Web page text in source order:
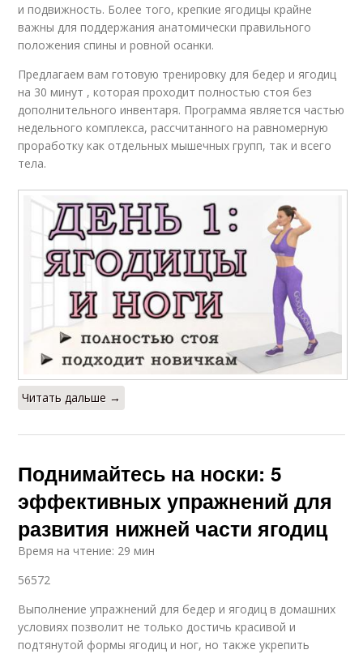
и подвижность. Более того, крепкие ягодицы крайне
важны для поддержания анатомически правильного
положения спины и ровной осанки.
Предлагаем вам готовую тренировку для бедер и ягодиц
на 30 минут , которая проходит полностью стоя без
дополнительного инвентаря. Программа является частью
недельного комплекса, рассчитанного на равномерную
проработку как отдельных мышечных групп, так и всего
тела.
Читать дальше →
Поднимайтесь на носки: 5
эффективных упражнений для
развития нижней части ягодиц
Время на чтение: 29 мин
56572
Выполнение упражнений для бедер и ягодиц в домашних
условиях позволит не только достичь красивой и
подтянутой формы ягодиц и ног, но также укрепить